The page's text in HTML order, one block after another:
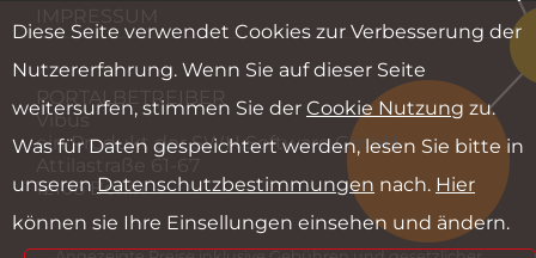
Diese Seite verwendet Cookies zur Verbesserung der
Nutzererfahrung. Wenn Sie auf dieser Seite
weitersurfen, stimmen Sie der Cookie Nutzung zu.
Was für Daten gespeichtert werden, lesen Sie bitte in
unseren Datenschutzbestimmungen nach. Hier
können sie Ihre Einsellungen einsehen und ändern.
PORTALBETREIBER
Vibus
ein Produkt der SWH Software GmbH
Attilastraße 61-67
12105 Berlin